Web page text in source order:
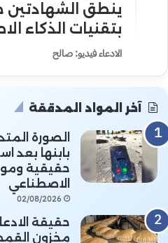
ينطق الشهادتين
بتقنيات الذكاء
الادعاء فيديو: صالح
آخر المواد المدققة
الصورة
بابنها بعد
حقيقية
الاصطناعي
02/08/2026
حقيقة
مخزون